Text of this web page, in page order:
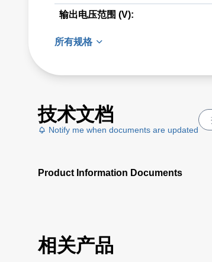
输出电压范围 (V):
所有规格
技术文档
Notify me when documents are updated
Product Information Documents
相关产品